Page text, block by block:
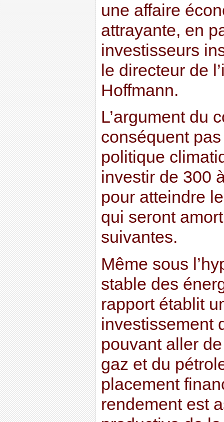
une affaire
attrayante, en
investisseurs
le directeur de
Hoffmann.
L’argument du
conséquent
politique
investir de 300
pour atteindre
qui seront
suivantes.
Même sous
stable des
rapport établit
investissement
pouvant aller
gaz et du
placement
rendement est